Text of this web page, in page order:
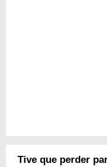
Tive que perder